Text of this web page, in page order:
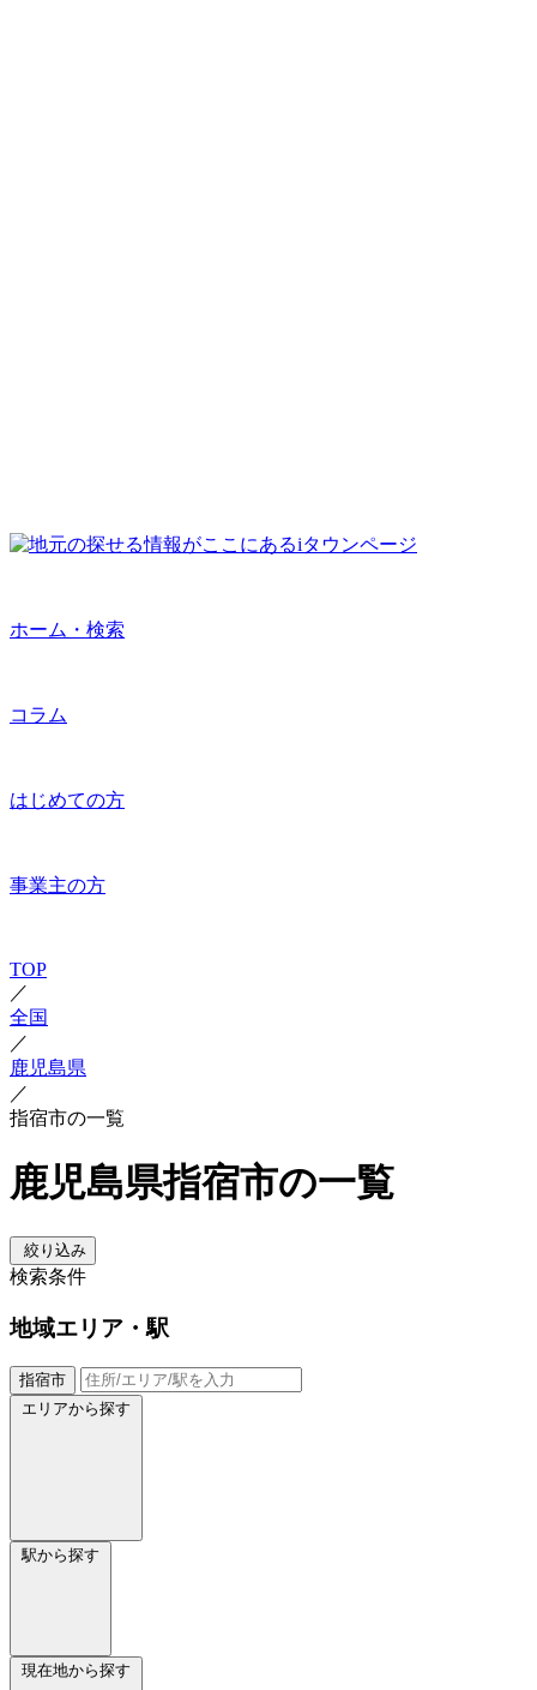
ホーム・検索
コラム
はじめての方
事業主の方
TOP
／
全国
／
鹿児島県
／
指宿市の一覧
鹿児島県指宿市の一覧
絞り込み
検索条件
地域エリア・駅
指宿市
エリアから探す
駅から探す
現在地から探す